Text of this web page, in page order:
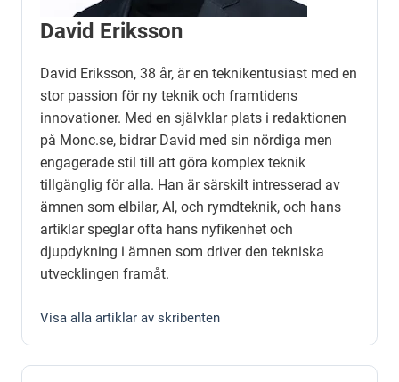
David Eriksson
David Eriksson, 38 år, är en teknikentusiast med en
stor passion för ny teknik och framtidens
innovationer. Med en självklar plats i redaktionen
på Monc.se, bidrar David med sin nördiga men
engagerade stil till att göra komplex teknik
tillgänglig för alla. Han är särskilt intresserad av
ämnen som elbilar, AI, och rymdteknik, och hans
artiklar speglar ofta hans nyfikenhet och
djupdykning i ämnen som driver den tekniska
utvecklingen framåt.
Visa alla artiklar av skribenten